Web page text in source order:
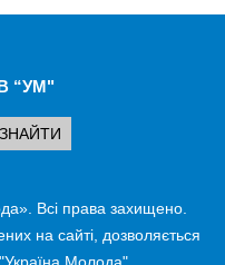
“УМ"
Всі права захищено.
на сайті, дозволяється